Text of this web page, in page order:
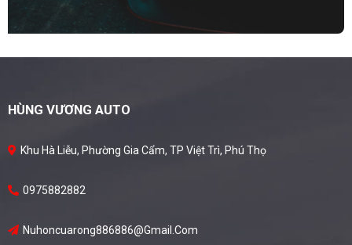
HÙNG VƯƠNG AUTO
Khu Hà Liễu, Phường Gia Cẩm, TP Việt Trì, Phú Thọ
0975882882
Nuhoncuarong886886@gmail.com